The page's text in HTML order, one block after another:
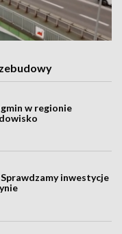
w regionie
inwestycje